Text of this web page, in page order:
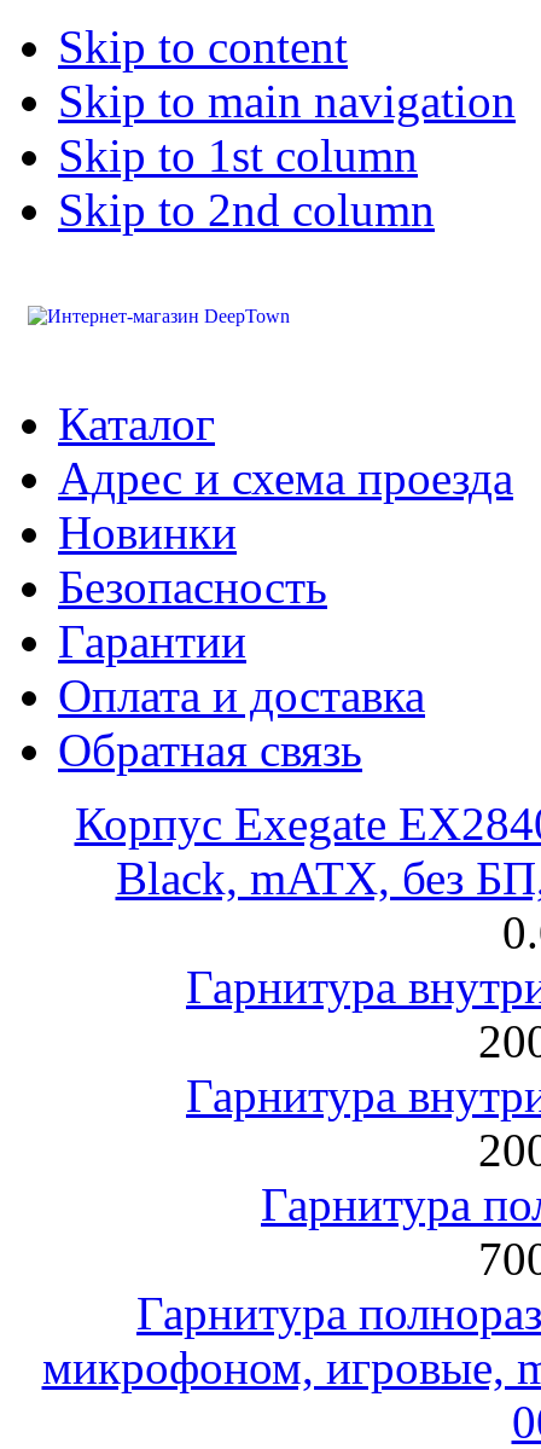
Skip to content
Skip to main navigation
Skip to 1st column
Skip to 2nd column
Каталог
Адрес и схема проезда
Новинки
Безопасность
Гарантии
Оплата и доставка
Обратная связь
Корпус Exegate
Black, mATX, без
Гарнитура
Гарнитура
Гарнитура
Гарнитура
микрофоном, игровые,